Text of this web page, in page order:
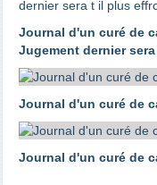
Journal d'un curé de
Jugement dernier
Journal d'un curé de
Journal d'un curé de